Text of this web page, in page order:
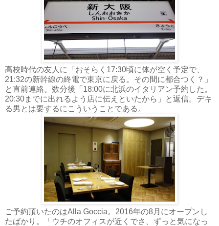
高校時代の友人に「おそらく17:30頃に体が空く予定で、
21:32の新幹線の終電で東京に戻る。その間に都合つく？」
と直前連絡。数分後「18:00に北浜のイタリアン予約した。
20:30までに出れるよう店に伝えといたから」と返信。デキ
る男とは要するにこういうことである。
ご予約頂いたのはAlla Goccia。2016年の8月にオープンし
たばかり。「ウチのオフィスが近くでさ、ずっと気になっ